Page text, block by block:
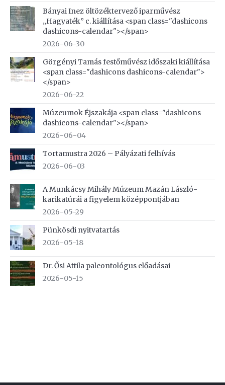
Bányai Inez öltözéktervező iparművész
„Hagyaték” c. kiállítása <span class="dashicons
dashicons-calendar"></span>
2026-06-30
Görgényi Tamás festőművész időszaki kiállítása
<span class="dashicons dashicons-calendar">
</span>
2026-06-22
Múzeumok Éjszakája <span class="dashicons
dashicons-calendar"></span>
2026-06-04
Tortamustra 2026 – Pályázati felhívás
2026-06-03
A Munkácsy Mihály Múzeum Mazán László-
karikatúrái a figyelem középpontjában
2026-05-29
Pünkösdi nyitvatartás
2026-05-18
Dr. Ősi Attila paleontológus előadásai
2026-05-15